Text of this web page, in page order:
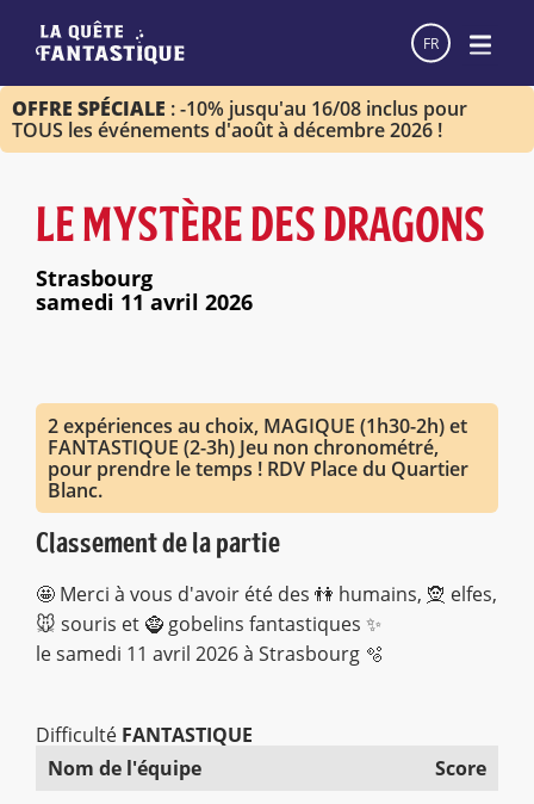
FR
OFFRE SPÉCIALE : -10% jusqu'au 16/08 inclus pour
TOUS les événements d'août à décembre 2026 !
LE MYSTÈRE DES DRAGONS
Strasbourg
samedi 11 avril 2026
2 expériences au choix, MAGIQUE (1h30-2h) et
FANTASTIQUE (2-3h) Jeu non chronométré,
pour prendre le temps ! RDV Place du Quartier
Blanc.
Classement de la partie
🤩 Merci à vous d'avoir été des 👫 humains, 🧝 elfes,
🐭 souris et 🧌 gobelins fantastiques ✨
le samedi 11 avril 2026 à Strasbourg 🫧
Difficulté FANTASTIQUE
Nom de l'équipe
Score